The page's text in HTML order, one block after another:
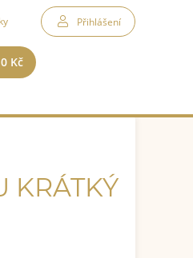
Přihlášení
0 Kč
KRÁTKÝ